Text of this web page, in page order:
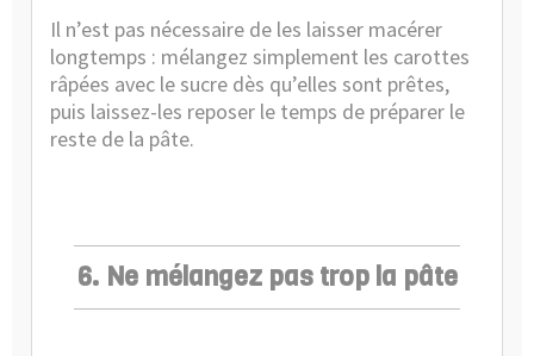
Il n’est pas nécessaire de les laisser macérer
longtemps : mélangez simplement les carottes
râpées avec le sucre dès qu’elles sont prêtes,
puis laissez-les reposer le temps de préparer le
reste de la pâte.
6. Ne mélangez pas trop la pâte